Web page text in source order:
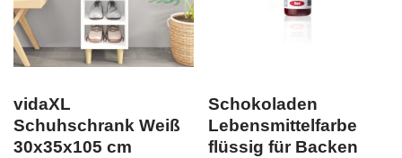
vidaXL
Schuhschrank Weiß
30x35x105 cm
Schokoladen
Lebensmittelfarbe
flüssig für Backen